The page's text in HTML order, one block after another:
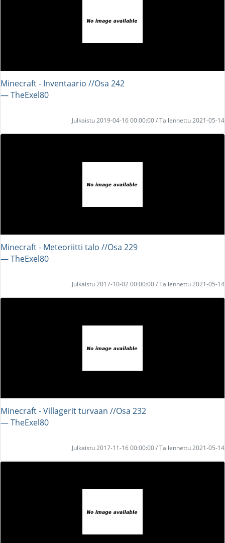
Minecraft - Inventaario //Osa 242
― TheExel80
Julkaistu 2019-04-16 00:00:00 / Tallennettu 2021-05-14
Minecraft - Meteoriitti talo //Osa 229
― TheExel80
Julkaistu 2017-10-02 00:00:00 / Tallennettu 2021-05-14
Minecraft - Villagerit turvaan //Osa 232
― TheExel80
Julkaistu 2017-11-16 00:00:00 / Tallennettu 2021-05-14